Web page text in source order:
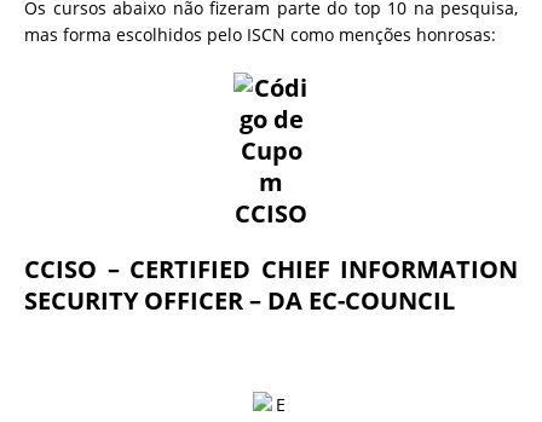
Os cursos abaixo não fizeram parte do top 10 na pesquisa,
mas forma escolhidos pelo ISCN como menções honrosas:
CCISO – CERTIFIED CHIEF INFORMATION
SECURITY OFFICER – DA EC-COUNCIL